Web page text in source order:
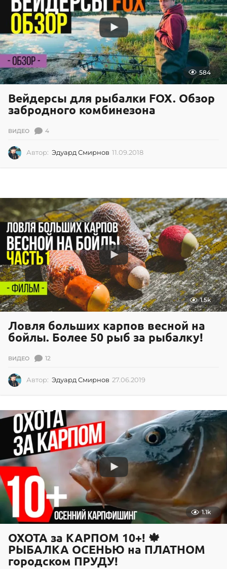
4
584
Вейдерсы для рыбалки FOX. Обзор
забродного комбинезона
ВИДЕО 4
Автор: Эдуард Смирнов 11.09.2018
.
2
0
1
8
1.5k
Ловля больших карпов весной на
бойлы. Более 50 рыб за рыбалку!
ВИДЕО 12
Автор: Эдуард Смирнов 27.06.2019
0
.
2
0
1
1.1k
ОХОТА за КАРПОМ 10+! 🍁
РЫБАЛКА ОСЕНЬЮ на ПЛАТНОМ
городском ПРУДУ!